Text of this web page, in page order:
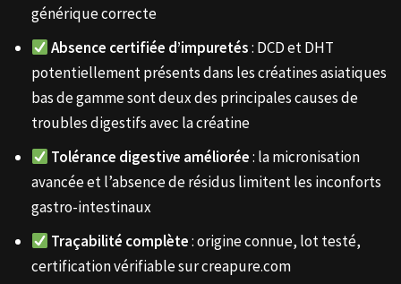
générique correcte
Absence certifiée d’impuretés: DCD et DHT
potentiellement présents dans les créatines asiatiques
bas de gamme sont deux des principales causes de
troubles digestifs avec la créatine
Tolérance digestive améliorée: la micronisation
avancée et l’absence de résidus limitent les inconforts
gastro-intestinaux
Traçabilité complète: origine connue, lot testé,
certification vérifiable sur creapure.com